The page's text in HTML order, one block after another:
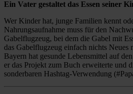
Ein Vater gestaltet das Essen seiner
Wer Kinder hat, junge Familien kennt
Nahrungsaufnahme muss für den
Gabelflugzeug, bei dem die Gabel mit
das Gabelflugzeug einfach nichts
Bayern hat gesunde Lebensmittel auf
er das Projekt zum Buch erweiterte und
sonderbaren Hashtag-Verwendung